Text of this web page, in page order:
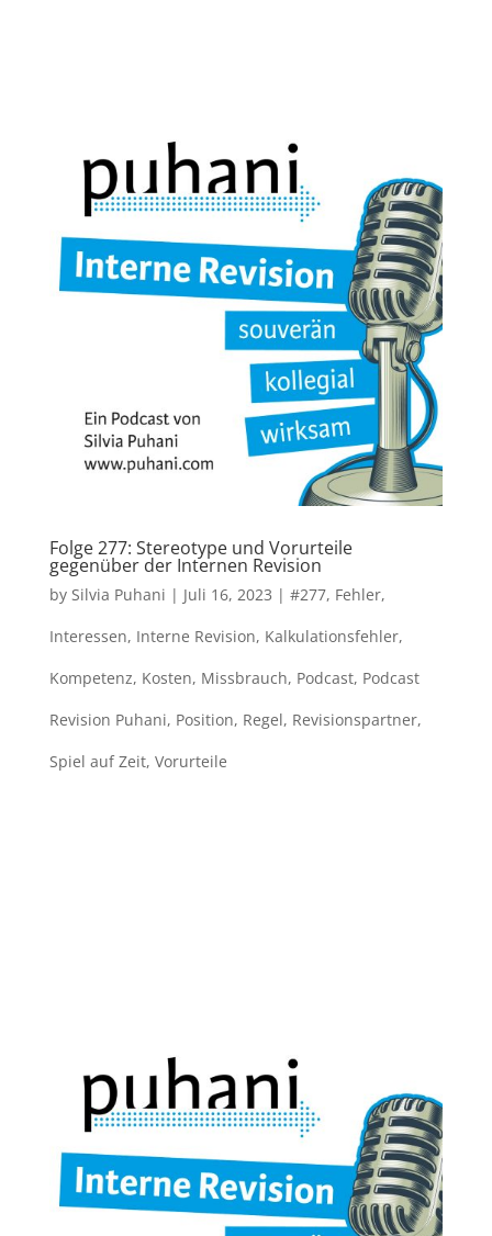
Folge 277: Stereotype und Vorurteile
gegenüber der Internen Revision
by Silvia Puhani | Juli 16, 2023 | #277, Fehler,
Interessen, Interne Revision, Kalkulationsfehler,
Kompetenz, Kosten, Missbrauch, Podcast, Podcast
Revision Puhani, Position, Regel, Revisionspartner,
Spiel auf Zeit, Vorurteile